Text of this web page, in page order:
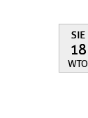
SIE
18
WTO